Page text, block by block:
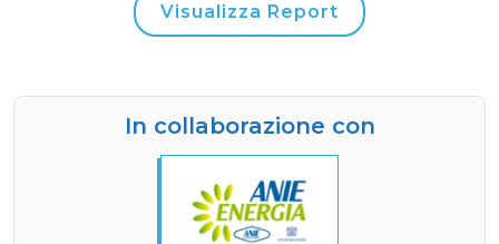
Visualizza Report
In collaborazione con